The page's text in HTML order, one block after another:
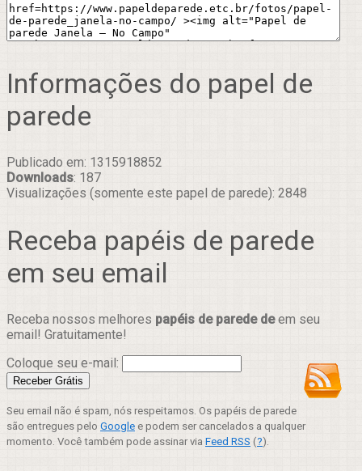
Informações do papel de
parede
Publicado em: 1315918852
Downloads: 187
Visualizações (somente este papel de parede): 2848
Receba papéis de parede
em seu email
Receba nossos melhores papéis de parede deem seu
email! Gratuitamente!
Coloque seu e-mail:
Seu email não é spam, nós respeitamos. Os papéis de parede
são entregues pelo Google e podem ser cancelados a qualquer
momento. Você também pode assinar via Feed RSS (?).